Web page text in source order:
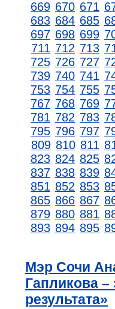
669 670 671
683 684 685
697 698 699
711 712 713
725 726 727
739 740 741
753 754 755
767 768 769
781 782 783
795 796 797
809 810 811
823 824 825
837 838 839
851 852 853
865 866 867
879 880 881
893 894 895
Мэр Сочи
Гапликова –
результата»